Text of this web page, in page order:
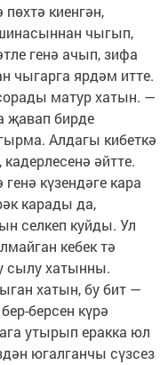
киенгән,
чыгып,
генә ачып, зифа
чыгарга ярдәм итте.
матур хатын. —
җавап бирде
Алдагы кибеткә
әйтте.
күзендәге кара
карады да,
селкеп куйды. Ул
кебек тә
сылу хатынны.
хатын, бу бит —
берсен күрә
утырып еракка юл
югалганчы сүзсез